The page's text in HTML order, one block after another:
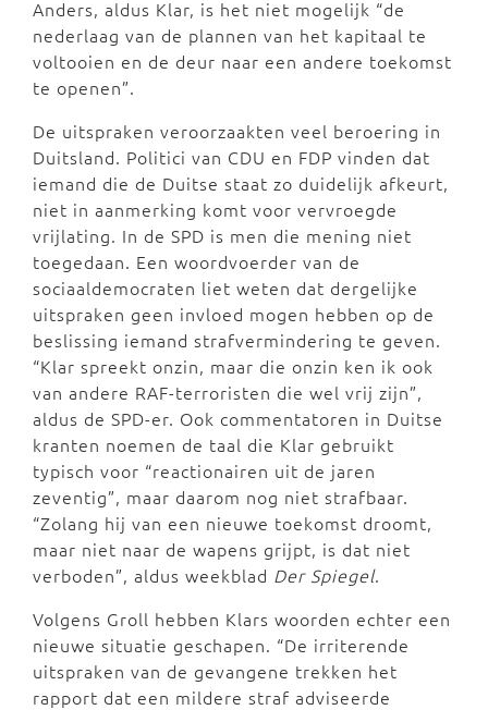
Anders, aldus Klar, is het niet mogelijk “de
nederlaag van de plannen van het kapitaal te
voltooien en de deur naar een andere toekomst
te openen”.
De uitspraken veroorzaakten veel beroering in
Duitsland. Politici van CDU en FDP vinden dat
iemand die de Duitse staat zo duidelijk afkeurt,
niet in aanmerking komt voor vervroegde
vrijlating. In de SPD is men die mening niet
toegedaan. Een woordvoerder van de
sociaaldemocraten liet weten dat dergelijke
uitspraken geen invloed mogen hebben op de
beslissing iemand strafvermindering te geven.
“Klar spreekt onzin, maar die onzin ken ik ook
van andere RAF-terroristen die wel vrij zijn”,
aldus de SPD-er. Ook commentatoren in Duitse
kranten noemen de taal die Klar gebruikt
typisch voor “reactionairen uit de jaren
zeventig”, maar daarom nog niet strafbaar.
“Zolang hij van een nieuwe toekomst droomt,
maar niet naar de wapens grijpt, is dat niet
verboden”, aldus weekblad Der Spiegel.
Volgens Groll hebben Klars woorden echter een
nieuwe situatie geschapen. “De irriterende
uitspraken van de gevangene trekken het
rapport dat een mildere straf adviseerde